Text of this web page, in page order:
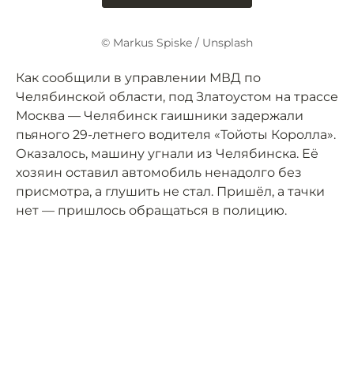
© Markus Spiske / Unsplash
Как сообщили в управлении МВД по
Челябинской области, под Златоустом на трассе
Москва — Челябинск гаишники задержали
пьяного 29-летнего водителя «Тойоты Королла».
Оказалось, машину угнали из Челябинска. Её
хозяин оставил автомобиль ненадолго без
присмотра, а глушить не стал. Пришёл, а тачки
нет — пришлось обращаться в полицию.